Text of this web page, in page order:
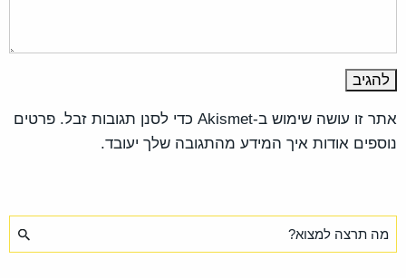
אתר זו עושה שימוש ב-Akismet כדי לסנן תגובות זבל.
פרטים
נוספים אודות איך המידע מהתגובה שלך יעובד.